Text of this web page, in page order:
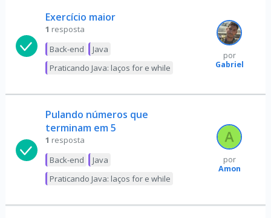
Exercício maior
1 resposta
Back-end
Java
Praticando Java: laços for e while
por
Gabriel
Pulando números que
terminam em 5
1 resposta
Back-end
Java
Praticando Java: laços for e while
por
Amon